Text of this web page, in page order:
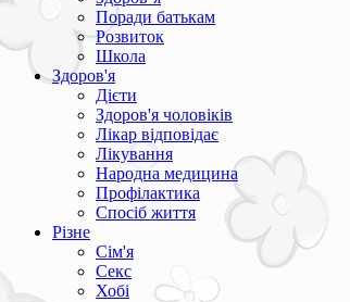
Поради батькам
Розвиток
Школа
Здоров'я
Дієти
Здоров'я чоловіків
Лікар відповідає
Лікування
Народна медицина
Профілактика
Спосіб життя
Різне
Сім'я
Секс
Хобі